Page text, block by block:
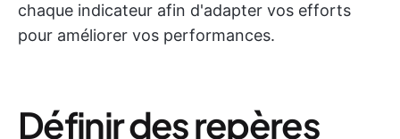
chaque indicateur afin d'adapter vos efforts
pour améliorer vos performances.
Définir des repères